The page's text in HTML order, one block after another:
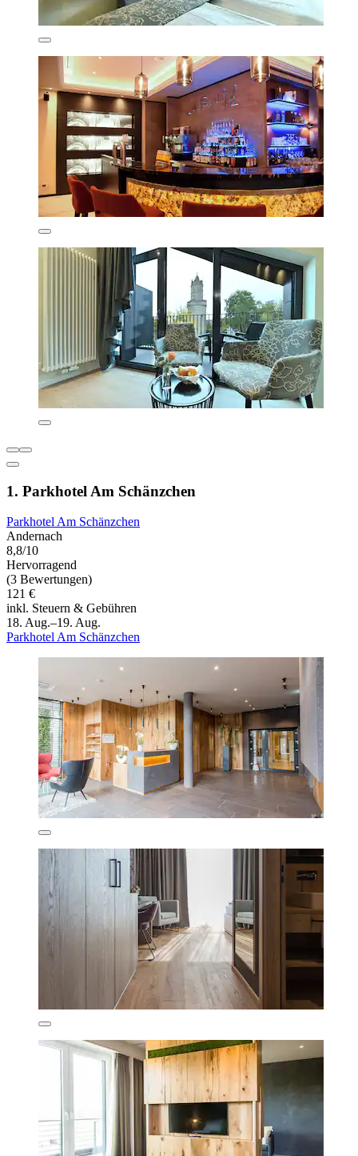
1. Parkhotel Am Schänzchen
Parkhotel Am Schänzchen
Andernach
8,8/10
Hervorragend
(3 Bewertungen)
121 €
inkl. Steuern & Gebühren
18. Aug.–19. Aug.
Parkhotel Am Schänzchen